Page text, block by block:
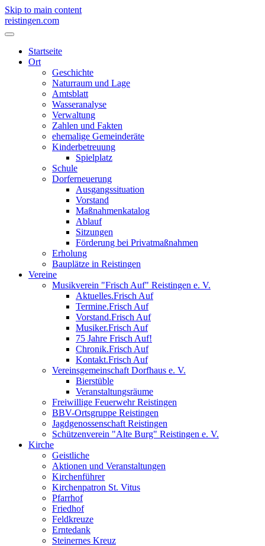
Skip to main content
reistingen.com
Startseite
Ort
Geschichte
Naturraum und Lage
Amtsblatt
Wasseranalyse
Verwaltung
Zahlen und Fakten
ehemalige Gemeinderäte
Kinderbetreuung
Spielplatz
Schule
Dorferneuerung
Ausgangssituation
Vorstand
Maßnahmenkatalog
Ablauf
Sitzungen
Förderung bei Privatmaßnahmen
Erholung
Bauplätze in Reistingen
Vereine
Musikverein "Frisch Auf" Reistingen e. V.
Aktuelles.Frisch Auf
Termine.Frisch Auf
Vorstand.Frisch Auf
Musiker.Frisch Auf
75 Jahre Frisch Auf!
Chronik.Frisch Auf
Kontakt.Frisch Auf
Vereinsgemeinschaft Dorfhaus e. V.
Bierstüble
Veranstaltungsräume
Freiwillige Feuerwehr Reistingen
BBV-Ortsgruppe Reistingen
Jagdgenossenschaft Reistingen
Schützenverein "Alte Burg" Reistingen e. V.
Kirche
Geistliche
Aktionen und Veranstaltungen
Kirchenführer
Kirchenpatron St. Vitus
Pfarrhof
Friedhof
Feldkreuze
Erntedank
Steinernes Kreuz